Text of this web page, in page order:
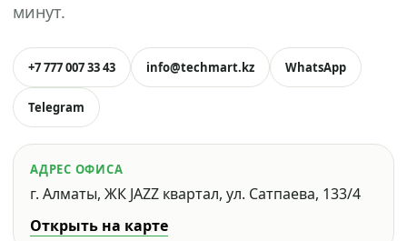
минут.
+7 777 007 33 43 info@techmart.kz WhatsApp
Telegram
АДРЕС ОФИСА
г. Алматы, ЖК JAZZ квартал, ул. Сатпаева, 133/4
Открыть на карте